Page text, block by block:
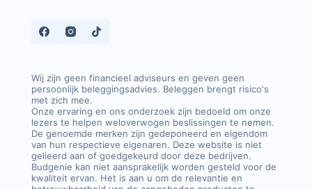
Wij zijn geen financieel adviseurs en geven geen
persoonlijk beleggingsadvies. Beleggen brengt risico's
met zich mee.
Onze ervaring en ons onderzoek zijn bedoeld om onze
lezers te helpen weloverwogen beslissingen te nemen.
De genoemde merken zijn gedeponeerd en eigendom
van hun respectieve eigenaren. Deze website is niet
gelieerd aan of goedgekeurd door deze bedrijven.
Budgenie kan niet aansprakelijk worden gesteld voor de
kwaliteit ervan. Het is aan u om de relevantie en